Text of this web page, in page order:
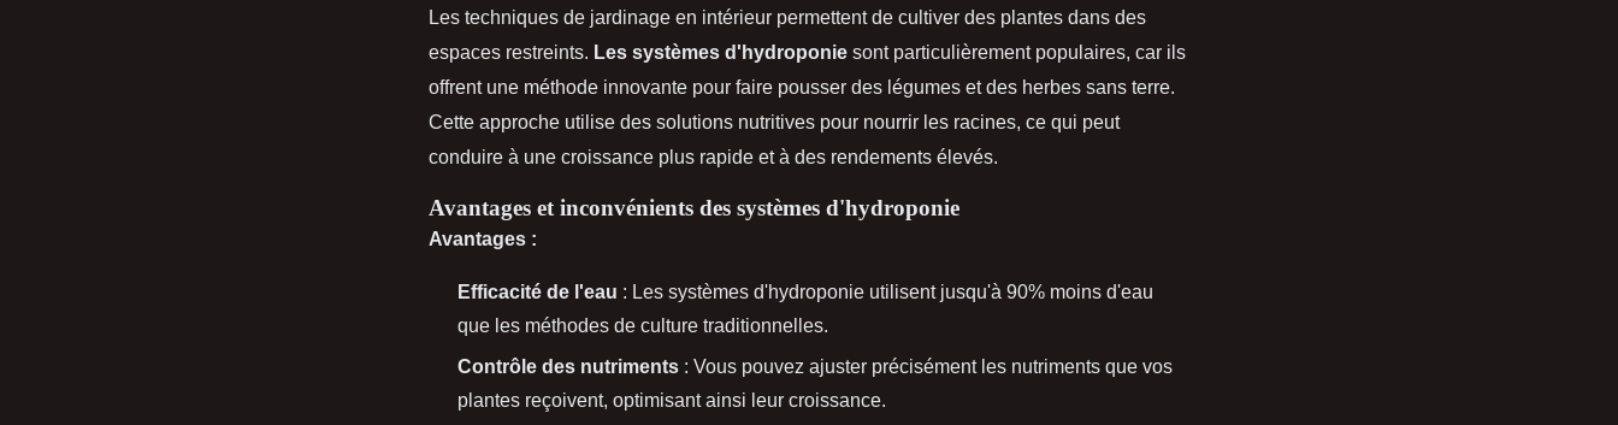
Les techniques de jardinage en intérieur permettent de cultiver des plantes dans des
espaces restreints. Les systèmes d'hydroponie sont particulièrement populaires, car ils
offrent une méthode innovante pour faire pousser des légumes et des herbes sans terre.
Cette approche utilise des solutions nutritives pour nourrir les racines, ce qui peut
conduire à une croissance plus rapide et à des rendements élevés.
Avantages et inconvénients des systèmes d'hydroponie
Avantages :
Efficacité de l'eau : Les systèmes d'hydroponie utilisent jusqu'à 90% moins d'eau
que les méthodes de culture traditionnelles.
Contrôle des nutriments : Vous pouvez ajuster précisément les nutriments que vos
plantes reçoivent, optimisant ainsi leur croissance.